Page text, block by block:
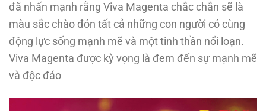
đã nhấn mạnh rằng Viva Magenta chắc chắn sẽ là
màu sắc chào đón tất cả những con người có cùng
động lực sống mạnh mẽ và một tinh thần nổi loạn.
Viva Magenta được kỳ vọng là đem đến sự mạnh mẽ
và độc đáo